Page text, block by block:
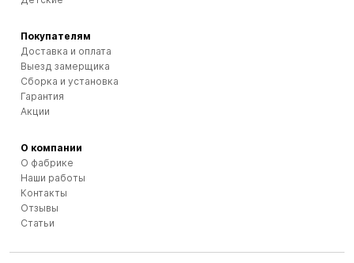
Покупателям
Доставка и оплата
Выезд замерщика
Сборка и установка
Гарантия
Акции
О компании
О фабрике
Наши работы
Контакты
Отзывы
Статьи